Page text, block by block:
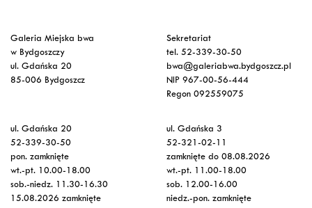
Galeria Miejska bwa
w Bydgoszczy
ul. Gdańska 20
85-006 Bydgoszcz
Sekretariat
tel. 52-339-30-50
bwa@galeriabwa.bydgoszcz.pl
NIP 967-00-56-444
Regon 092559075
ul. Gdańska 20
52-339-30-50
pon. zamknięte
wt.-pt. 10.00-18.00
sob.-niedz. 11.30-16.30
15.08.2026 zamknięte
ul. Gdańska 3
52-321-02-11
zamknięte do 08.08.2026
wt.-pt. 11.00-18.00
sob. 12.00-16.00
niedz.-pon. zamknięte